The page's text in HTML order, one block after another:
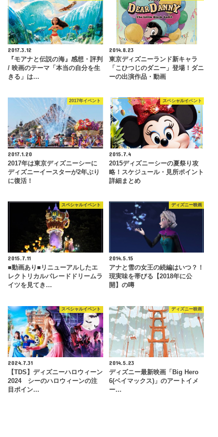
2017.3.12
『モアナと伝説の海』感想・評判
/ 映画のテーマ「本当の自分を生
きる」は…
2014.8.23
東京ディズニーランド新キャラ
「こひつじのダニー」登場！ダニ
ーの出演作品・動画
2017年イベント
2017.1.20
2017年は東京ディズニーシーに
ディズニーイースターが2年ぶり
に復活！
スペシャルイベント
2015.7.4
2015ディズニーシーの夏祭り攻
略！スケジュール・見所ポイント
詳細まとめ
スペシャルイベント
2015.7.11
■動画あり■リニューアルしたエ
レクトリカルパレードドリームラ
イツを見てき…
ディズニー映画
2014.5.15
アナと雪の女王の続編はいつ？！
現実味を帯びる【2018年に公
開】の噂
スペシャルイベント
2024.7.31
【TDS】ディズニーハロウィーン
2024 シーのハロウィーンの注
目ポイン…
ディズニー映画
2014.5.23
ディズニー最新映画「Big Hero
6(ベイマックス)」のアートイメ
ー…